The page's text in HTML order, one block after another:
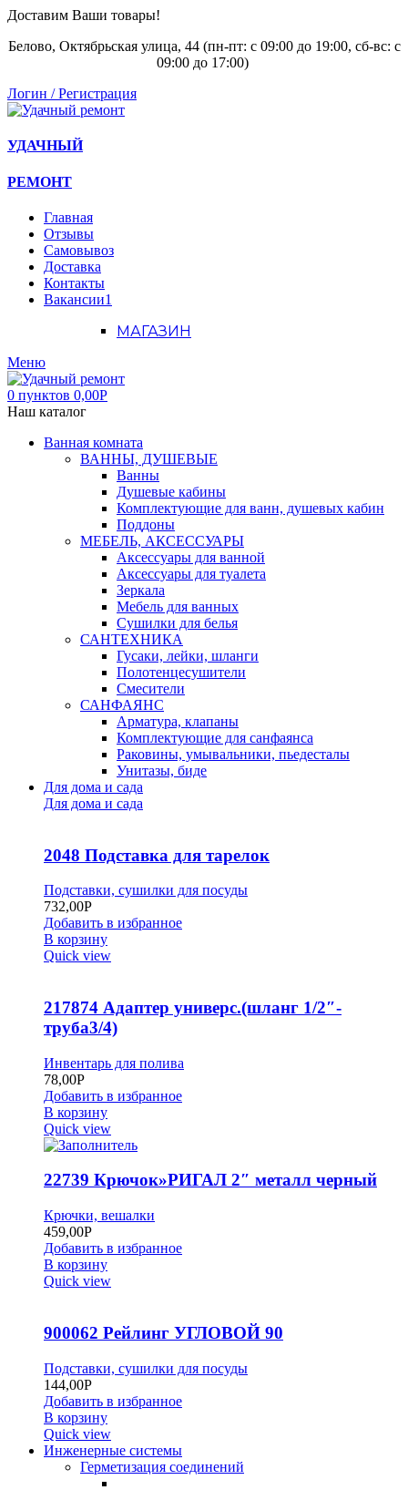
Доставим Ваши товары!
Белово, Октябрьская улица, 44 (пн-пт: с 09:00 до 19:00, сб-вс: с
09:00 до 17:00)
Логин / Регистрация
УДАЧНЫЙ
РЕМОНТ
Главная
Отзывы
Самовывоз
Доставка
Контакты
Вакансии1
МАГАЗИН
Меню
0 пунктов 0,00Р
Наш каталог
Ванная комната
ВАННЫ, ДУШЕВЫЕ
Ванны
Душевые кабины
Комплектующие для ванн, душевых кабин
Поддоны
МЕБЕЛЬ, АКСЕССУАРЫ
Аксессуары для ванной
Аксессуары для туалета
Зеркала
Мебель для ванных
Сушилки для белья
САНТЕХНИКА
Гусаки, лейки, шланги
Полотенцесушители
Смесители
САНФАЯНС
Арматура, клапаны
Комплектующие для санфаянса
Раковины, умывальники, пьедесталы
Унитазы, биде
Для дома и сада
Для дома и сада
2048 Подставка для тарелок
Подставки, сушилки для посуды
732,00Р
Добавить в избранное
В корзину
Quick view
217874 Адаптер универс.(шланг 1/2″-
труба3/4)
Инвентарь для полива
78,00Р
Добавить в избранное
В корзину
Quick view
22739 Крючок»РИГАЛ 2″ металл черный
Крючки, вешалки
459,00Р
Добавить в избранное
В корзину
Quick view
900062 Рейлинг УГЛОВОЙ 90
Подставки, сушилки для посуды
144,00Р
Добавить в избранное
В корзину
Quick view
Инженерные системы
Герметизация соединений